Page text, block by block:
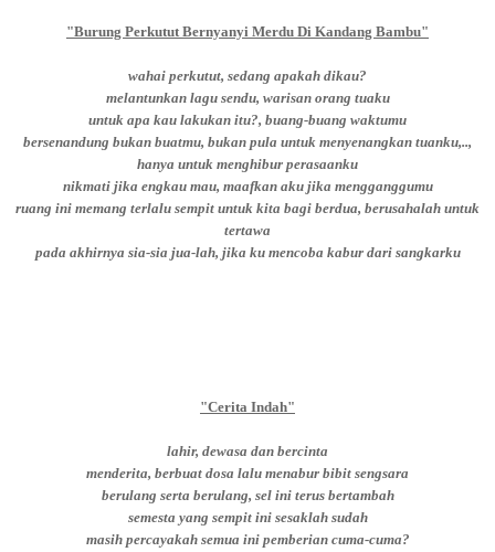
"Burung Perkutut Bernyanyi Merdu Di Kandang Bambu"
wahai perkutut, sedang apakah dikau?
melantunkan lagu sendu, warisan orang tuaku
untuk apa kau lakukan itu?, buang-buang waktumu
bersenandung bukan buatmu, bukan pula untuk menyenangkan tuanku,..,
hanya untuk menghibur perasaanku
nikmati jika engkau mau, maafkan aku jika mengganggumu
ruang ini memang terlalu sempit untuk kita bagi berdua, berusahalah untuk
tertawa
pada akhirnya sia-sia jua-lah, jika ku mencoba kabur dari sangkarku
"Cerita Indah"
lahir, dewasa dan bercinta
menderita, berbuat dosa lalu menabur bibit sengsara
berulang serta berulang, sel ini terus bertambah
semesta yang sempit ini sesaklah sudah
masih percayakah semua ini pemberian cuma-cuma?